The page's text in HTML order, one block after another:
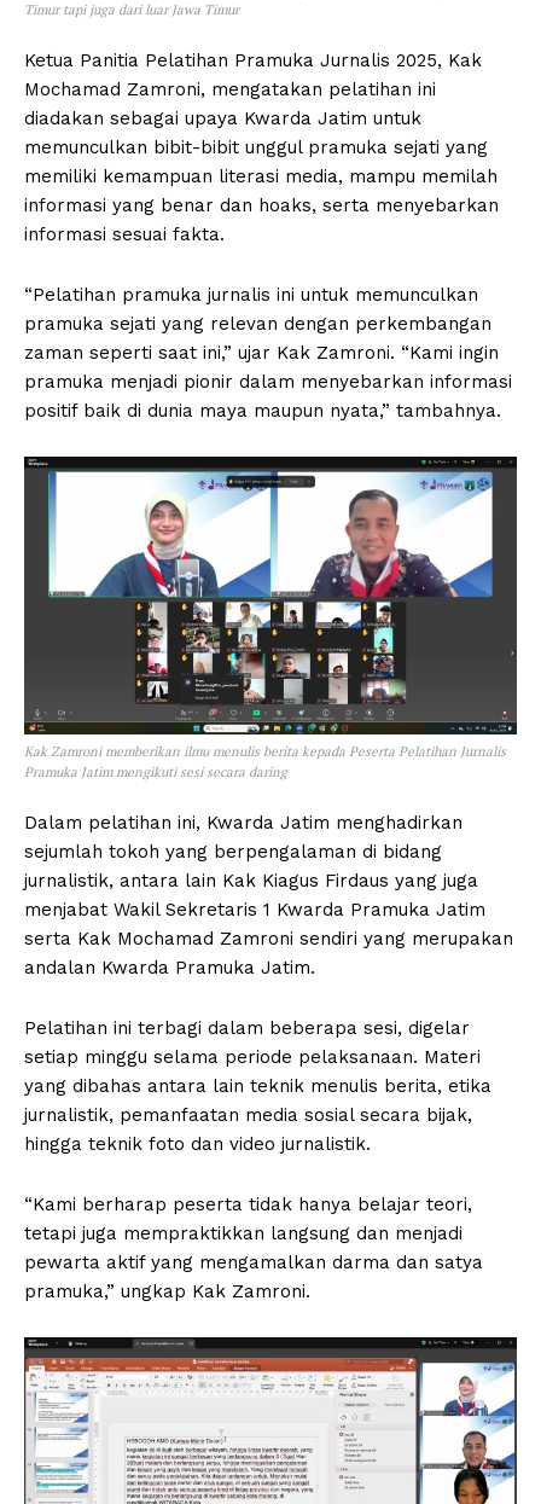
Timur tapi juga dari luar Jawa Timur
Ketua Panitia Pelatihan Pramuka Jurnalis 2025, Kak
Mochamad Zamroni, mengatakan pelatihan ini
diadakan sebagai upaya Kwarda Jatim untuk
memunculkan bibit-bibit unggul pramuka sejati yang
memiliki kemampuan literasi media, mampu memilah
informasi yang benar dan hoaks, serta menyebarkan
informasi sesuai fakta.
“Pelatihan pramuka jurnalis ini untuk memunculkan
pramuka sejati yang relevan dengan perkembangan
zaman seperti saat ini,” ujar Kak Zamroni. “Kami ingin
pramuka menjadi pionir dalam menyebarkan informasi
positif baik di dunia maya maupun nyata,” tambahnya.
Kak Zamroni memberikan ilmu menulis berita kepada Peserta Pelatihan Jurnalis
Pramuka Jatim mengikuti sesi secara daring
Dalam pelatihan ini, Kwarda Jatim menghadirkan
sejumlah tokoh yang berpengalaman di bidang
jurnalistik, antara lain Kak Kiagus Firdaus yang juga
menjabat Wakil Sekretaris 1 Kwarda Pramuka Jatim
serta Kak Mochamad Zamroni sendiri yang merupakan
andalan Kwarda Pramuka Jatim.
Pelatihan ini terbagi dalam beberapa sesi, digelar
setiap minggu selama periode pelaksanaan. Materi
yang dibahas antara lain teknik menulis berita, etika
jurnalistik, pemanfaatan media sosial secara bijak,
hingga teknik foto dan video jurnalistik.
“Kami berharap peserta tidak hanya belajar teori,
tetapi juga mempraktikkan langsung dan menjadi
pewarta aktif yang mengamalkan darma dan satya
pramuka,” ungkap Kak Zamroni.